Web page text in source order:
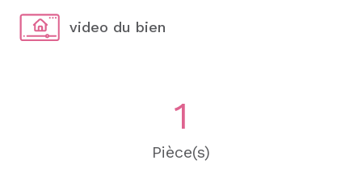
video du bien
1
Pièce(s)